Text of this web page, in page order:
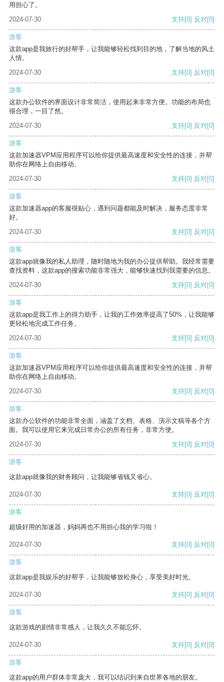
用担心了。
2024-07-30
支持[0] 反对[0]
游客
这款app是我旅行的好帮手，让我能够轻松找到目的地，了解当地的风土
人情。
2024-07-30
支持[0] 反对[0]
游客
这款办公软件的界面设计非常简洁，使用起来非常方便。功能的布局也
很合理，一目了然。
2024-07-30
支持[0] 反对[0]
游客
这款加速器VPM应用程序可以给你提供最高速度和安全性的连接，并帮
助你在网络上自由移动。
2024-07-30
支持[0] 反对[0]
游客
这款加速器app的客服很贴心，遇到问题都能及时解决，服务态度非常
好。
2024-07-30
支持[0] 反对[0]
游客
这款app就像我的私人助理，随时随地为我的办公提供帮助。我经常需要
查找资料，这款app的搜索功能非常强大，能够快速找到我需要的信息。
2024-07-30
支持[0] 反对[0]
游客
这款app是我工作上的得力助手，让我的工作效率提高了50%，让我能够
更轻松地完成工作任务。
2024-07-30
支持[0] 反对[0]
游客
这款加速器VPM应用程序可以给你提供最高速度和安全性的连接，并帮
助你在网络上自由移动。
2024-07-30
支持[0] 反对[0]
游客
这款办公软件的功能非常全面，涵盖了文档、表格、演示文稿等各个方
面。我可以使用它来完成日常办公的所有任务，非常方便。
2024-07-30
支持[0] 反对[0]
游客
这款app就像我的财务顾问，让我能够省钱又省心。
2024-07-30 支持[0] 反对[0]
游客
超级好用的加速器，妈妈再也不用担心我的学习啦！
2024-07-30 支持[0] 反对[0]
游客
这款app是我娱乐的好帮手，让我能够放松身心，享受美好时光。
2024-07-30 支持[0] 反对[0]
游客
这款游戏的剧情非常感人，让我久久不能忘怀。
2024-07-30 支持[0] 反对[0]
游客
这款app的用户群体非常庞大，我可以结识到来自世界各地的朋友。